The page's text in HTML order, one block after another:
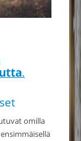
.
omilla